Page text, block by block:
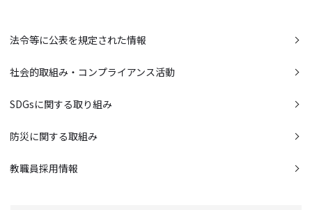
法令等に公表を規定された情報
社会的取組み・コンプライアンス活動
SDGsに関する取り組み
防災に関する取組み
教職員採用情報